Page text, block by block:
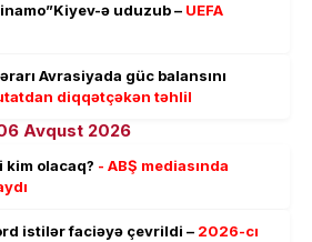
ə uduzub – UEFA
Avrasiyada güc balansını
diqqətçəkən təhlil
Avqust 2026
kim olacaq? - ABŞ mediasında
istilər faciəyə çevrildi – 2026-cı